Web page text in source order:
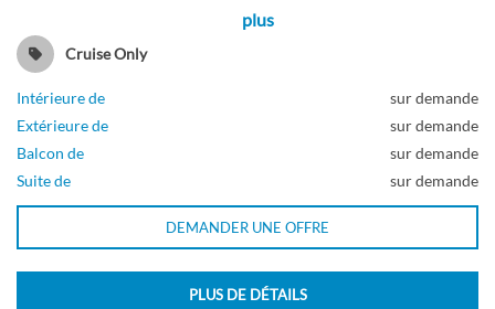
Intérieure
plus
Cruise Only
Intérieure de
sur demande
Extérieure de
sur demande
Balcon de
sur demande
Suite de
sur demande
DEMANDER UNE OFFRE
PLUS DE DÉTAILS